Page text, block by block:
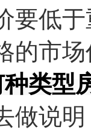
要低
的市
类型
做说明